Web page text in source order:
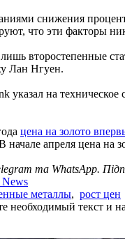
снижения
что эти факторы
второстепенные
Лан Нгуен.
на техническое
цена на золото
апреля цена на
та WhatsApp.
News
металлы, рост цен
необходимый текст и